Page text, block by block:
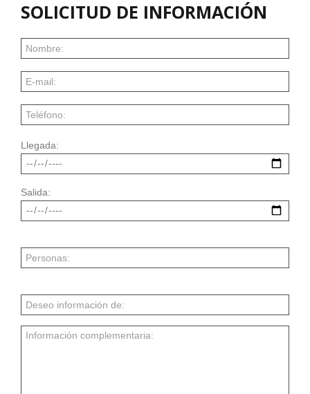
SOLICITUD DE INFORMACIÓN
Llegada:
Salida: